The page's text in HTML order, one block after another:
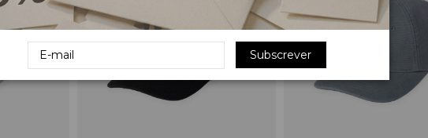
Subscrever